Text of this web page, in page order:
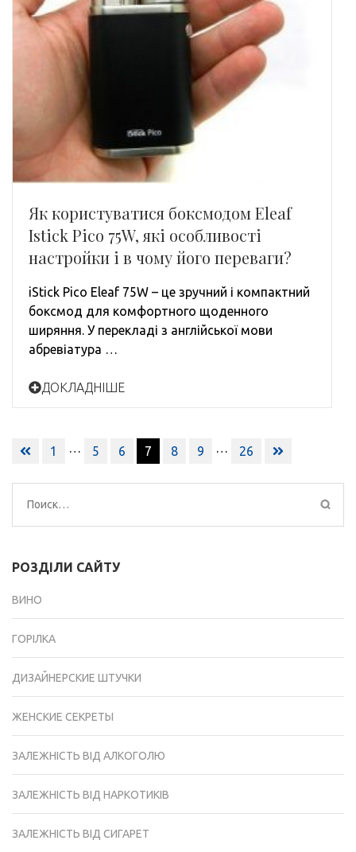
Як користуватися боксмодом Eleaf
Istick Pico 75W, які особливості
настройки і в чому його переваги?
iStick Pico Eleaf 75W – це зручний і компактний
боксмод для комфортного щоденного
ширяння. У перекладі з англійської мови
абревіатура …
ДОКЛАДНІШЕ
Навигация
записям
1 … 5 6 7 8 9 … 26
Найти:
РОЗДІЛИ САЙТУ
ВИНО
ГОРІЛКА
ДИЗАЙНЕРСКИЕ ШТУЧКИ
ЖЕНСКИЕ СЕКРЕТЫ
ЗАЛЕЖНІСТЬ ВІД АЛКОГОЛЮ
ЗАЛЕЖНІСТЬ ВІД НАРКОТИКІВ
ЗАЛЕЖНІСТЬ ВІД СИГАРЕТ